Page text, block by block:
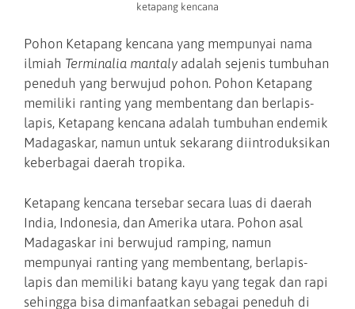
ketapang kencana
Pohon Ketapang kencana yang mempunyai nama
ilmiah Terminalia mantaly adalah sejenis tumbuhan
peneduh yang berwujud pohon. Pohon Ketapang
memiliki ranting yang membentang dan berlapis-
lapis, Ketapang kencana adalah tumbuhan endemik
Madagaskar, namun untuk sekarang diintroduksikan
keberbagai daerah tropika.
Ketapang kencana tersebar secara luas di daerah
India, Indonesia, dan Amerika utara. Pohon asal
Madagaskar ini berwujud ramping, namun
mempunyai ranting yang membentang, berlapis-
lapis dan memiliki batang kayu yang tegak dan rapi
sehingga bisa dimanfaatkan sebagai peneduh di